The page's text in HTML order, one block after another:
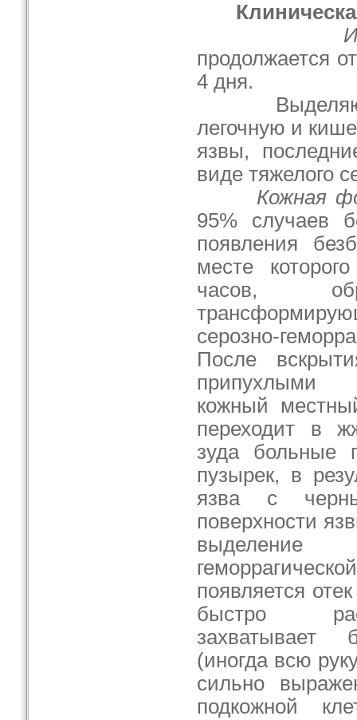
продолжается
4 дня.
Выделяют
легочную и
язвы,
виде тяжелого
Кожная
95% случаев
появления
месте
часов,
серозно-
После
припухлыми
кожный
переходит в
зуда больные
пузырек, в
язва с
поверхности
появляется
быстро
захватывает
(иногда всю
сильно
подкожной